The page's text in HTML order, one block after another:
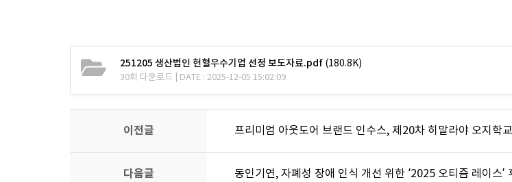
251205 생산법인 헌혈우수기업 선정 보도자료.pdf (180.8K)
30회 다운로드 | DATE : 2025-12-05 15:02:09
이전글 프리미엄 아웃도어 브랜드 인수스, 제20차 히말라야 오지학
다음글 동인기연, 자폐성 장애 인식 개선 위한 ‘2025 오티즘 레이스’